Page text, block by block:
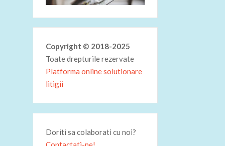
Copyright © 2018-2025
Toate drepturile rezervate
Platforma online solutionare
litigii
Doriti sa colaborati cu noi?